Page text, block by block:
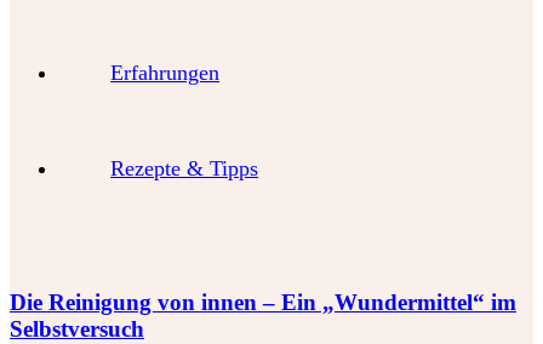
Erfahrungen
Rezepte & Tipps
Die Reinigung von innen – Ein „Wundermittel“ im
Selbstversuch